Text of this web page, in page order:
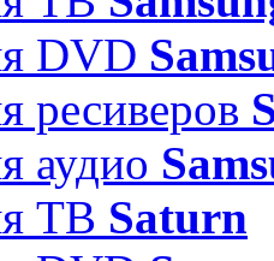
DVD
ресиверов
аудио
ТВ Saturn